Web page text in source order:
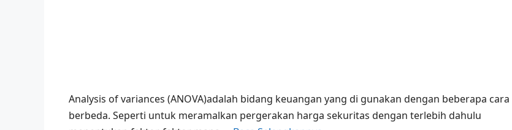
Analysis of variances (ANOVA)adalah bidang keuangan yang di gunakan dengan beberapa cara
berbeda. Seperti untuk meramalkan pergerakan harga sekuritas dengan terlebih dahulu